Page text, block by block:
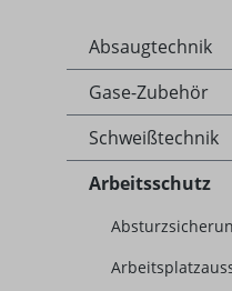
Absaugtechnik
Gase-Zubehör
Schweißtechnik
Arbeitsschutz